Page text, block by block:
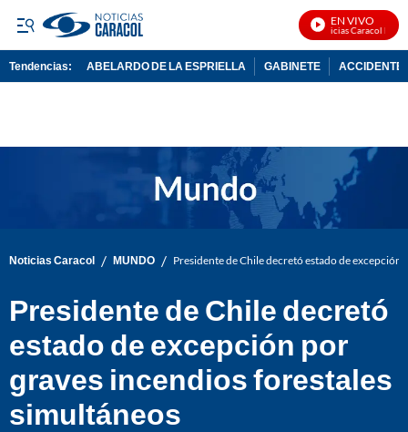
EN VIVO
Noticias Caracol En
Tendencias: ABELARDO DE LA ESPRIELLA GABINETE ACCIDENTE
Noticias Caracol / MUNDO / Presidente de Chile decretó estado de
Presidente de Chile decretó
estado de excepción por
graves incendios forestales
simultáneos